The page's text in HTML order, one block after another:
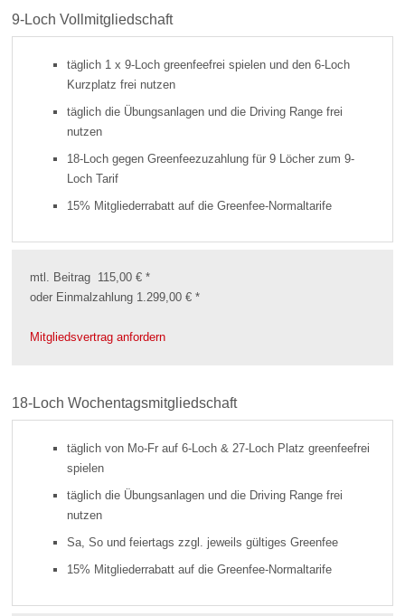
9-Loch Vollmitgliedschaft
täglich 1 x 9-Loch greenfeefrei spielen und den 6-Loch
Kurzplatz frei nutzen
täglich die Übungsanlagen und die Driving Range frei
nutzen
18-Loch gegen Greenfeezuzahlung für 9 Löcher zum 9-
Loch Tarif
15% Mitgliederrabatt auf die Greenfee-Normaltarife
mtl. Beitrag 115,00 € *
oder Einmalzahlung 1.299,00 € *
Mitgliedsvertrag anfordern
18-Loch Wochentagsmitgliedschaft
täglich von Mo-Fr auf 6-Loch & 27-Loch Platz greenfeefrei
spielen
täglich die Übungsanlagen und die Driving Range frei
nutzen
Sa, So und feiertags zzgl. jeweils gültiges Greenfee
15% Mitgliederrabatt auf die Greenfee-Normaltarife